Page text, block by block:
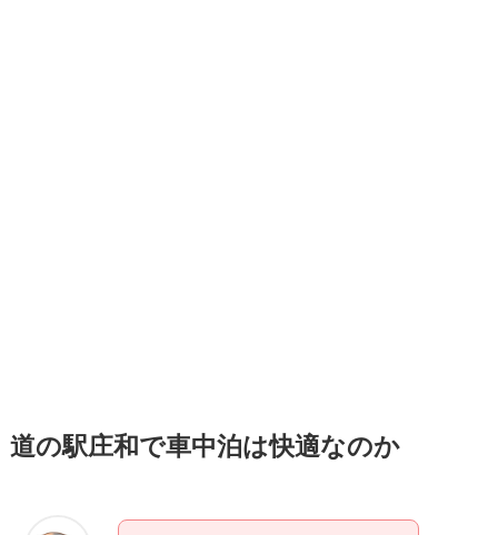
道の駅庄和で車中泊は快適なのか